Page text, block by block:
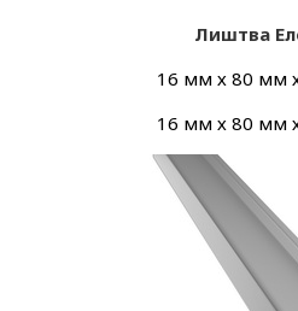
Лиштва
16 мм х 80 мм
16 мм х 80 мм